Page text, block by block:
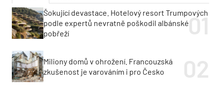
Šokující devastace. Hotelový resort Trumpových
podle expertů nevratně poškodil albánské
pobřeží
Miliony domů v ohrožení. Francouzská
zkušenost je varováním i pro Česko